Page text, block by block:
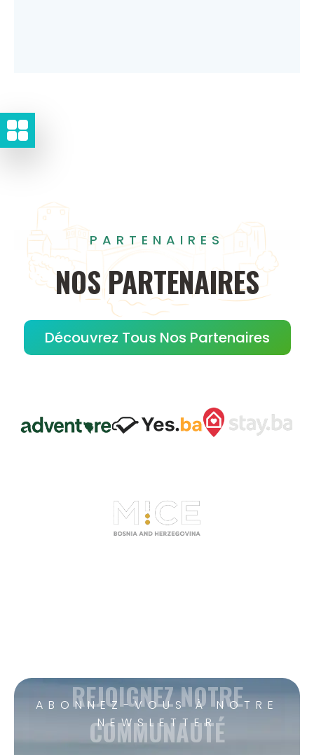
PARTENAIRES
NOS PARTENAIRES
Découvrez Tous Nos Partenaires
ABONNEZ-VOUS À NOTRE
NEWSLETTER
REJOIGNEZ NOTRE
COMMUNAUTÉ